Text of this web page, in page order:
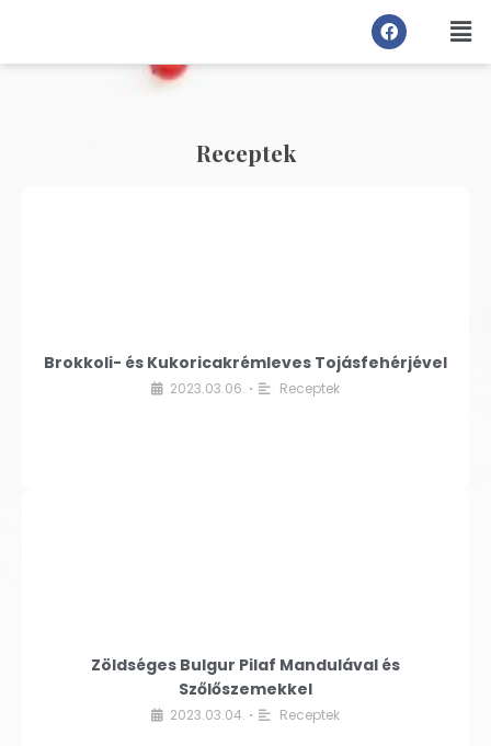
Receptek
Brokkoli- és Kukoricakrémleves Tojásfehérjével
2023.03.06. • Receptek
Zöldséges Bulgur Pilaf Mandulával és
Szőlőszemekkel
2023.03.04. • Receptek